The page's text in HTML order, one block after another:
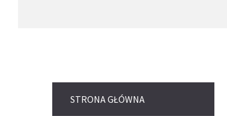
STRONA GŁÓWNA